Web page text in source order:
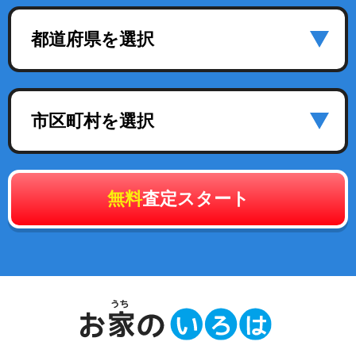
都道府県を選択
市区町村を選択
無料査定スタート